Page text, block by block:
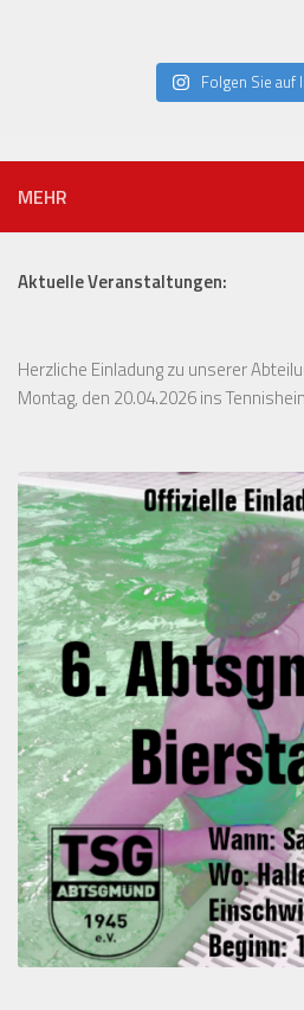
Folgen Sie auf
MEHR
Aktuelle Veranstaltungen:
Herzliche Einladung zu unserer
Montag, den 20.04.2026 ins